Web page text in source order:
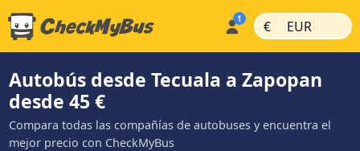
€ | EUR |
Autobús desde Tecuala a Zapopan
desde 45 €
Compara todas las compañías de autobuses y encuentra el
mejor precio con CheckMyBus